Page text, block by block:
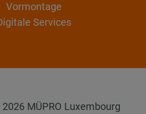
Vormontage
Services
MÜPRO Luxembourg